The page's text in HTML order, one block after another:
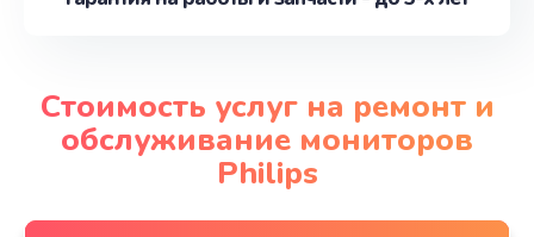
Стоимость услуг на ремонт и
обслуживание мониторов
Philips